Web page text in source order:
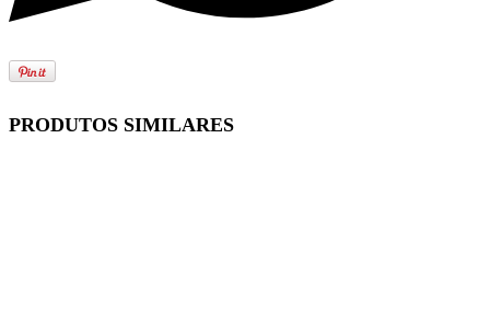
PRODUTOS SIMILARES